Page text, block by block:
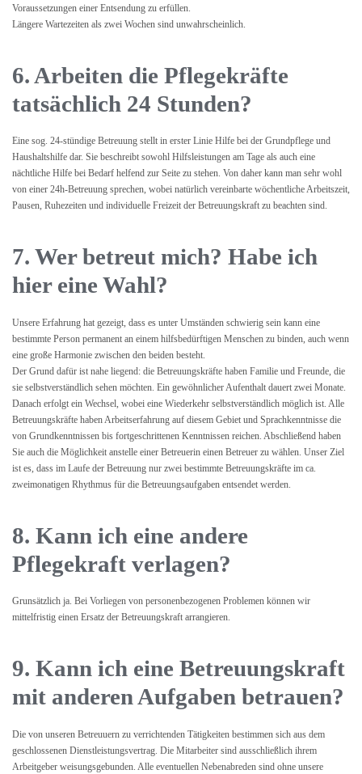
Voraussetzungen einer Entsendung zu erfüllen.
Längere Wartezeiten als zwei Wochen sind unwahrscheinlich.
6. Arbeiten die Pflegekräfte
tatsächlich 24 Stunden?
Eine sog. 24-stündige Betreuung stellt in erster Linie Hilfe bei der Grundpflege und
Haushaltshilfe dar. Sie beschreibt sowohl Hilfsleistungen am Tage als auch eine
nächtliche Hilfe bei Bedarf helfend zur Seite zu stehen. Von daher kann man sehr wohl
von einer 24h-Betreuung sprechen, wobei natürlich vereinbarte wöchentliche Arbeitszeit,
Pausen, Ruhezeiten und individuelle Freizeit der Betreuungskraft zu beachten sind.
7. Wer betreut mich? Habe ich
hier eine Wahl?
Unsere Erfahrung hat gezeigt, dass es unter Umständen schwierig sein kann eine
bestimmte Person permanent an einem hilfsbedürftigen Menschen zu binden, auch wenn
eine große Harmonie zwischen den beiden besteht.
Der Grund dafür ist nahe liegend: die Betreuungskräfte haben Familie und Freunde, die
sie selbstverständlich sehen möchten. Ein gewöhnlicher Aufenthalt dauert zwei Monate.
Danach erfolgt ein Wechsel, wobei eine Wiederkehr selbstverständlich möglich ist. Alle
Betreuungskräfte haben Arbeitserfahrung auf diesem Gebiet und Sprachkenntnisse die
von Grundkenntnissen bis fortgeschrittenen Kenntnissen reichen. Abschließend haben
Sie auch die Möglichkeit anstelle einer Betreuerin einen Betreuer zu wählen. Unser Ziel
ist es, dass im Laufe der Betreuung nur zwei bestimmte Betreuungskräfte im ca.
zweimonatigen Rhythmus für die Betreuungsaufgaben entsendet werden.
8. Kann ich eine andere
Pflegekraft verlagen?
Grunsätzlich ja. Bei Vorliegen von personenbezogenen Problemen können wir
mittelfristig einen Ersatz der Betreuungskraft arrangieren.
9. Kann ich eine Betreuungskraft
mit anderen Aufgaben betrauen?
Die von unseren Betreuuern zu verrichtenden Tätigkeiten bestimmen sich aus dem
geschlossenen Dienstleistungsvertrag. Die Mitarbeiter sind ausschließlich ihrem
Arbeitgeber weisungsgebunden. Alle eventuellen Nebenabreden sind ohne unsere